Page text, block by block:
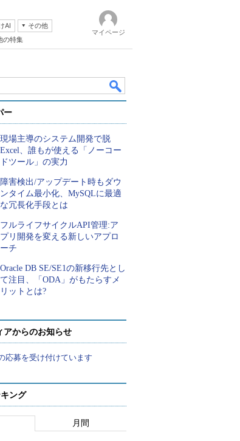
AI
その他
の特集
マイページ
ー
現場主導のシステム開発で脱
Excel、誰もが使える「ノーコー
ドツール」の実力
障害検出/アップデート時もダウ
ンタイム最小化、MySQLに最適
な冗長化手段とは
フルライフサイクルAPI管理:ア
プリ開発を変える新しいアプロ
ーチ
Oracle DB SE/SE1の新移行先とし
て注目、「ODA」がもたらすメ
リットとは?
アからのお知らせ
応募を受け付けています
ング
月間